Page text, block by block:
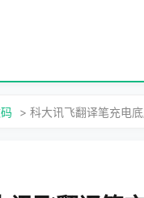
> 科大讯飞翻译笔充电